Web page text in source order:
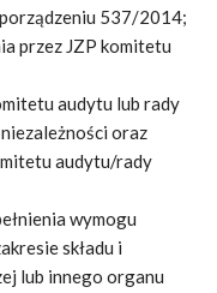
537/2014;
przez JZP komitetu
audytu lub rady
oraz
audytu/rady
wymogu
składu i
lub innego organu